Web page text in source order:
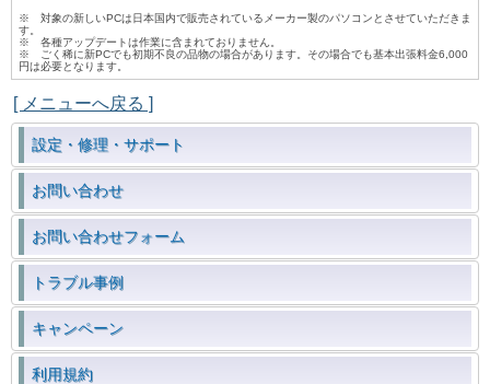
※ 対象の新しいPCは日本国内で販売されているメーカー製のパソコンとさせていただきま
す。
※ 各種アップデートは作業に含まれておりません。
※ ごく稀に新PCでも初期不良の品物の場合があります。その場合でも基本出張料金6,000
円は必要となります。
[ メニューへ戻る ]
設定・修理・サポート
お問い合わせ
お問い合わせフォーム
トラブル事例
キャンペーン
利用規約